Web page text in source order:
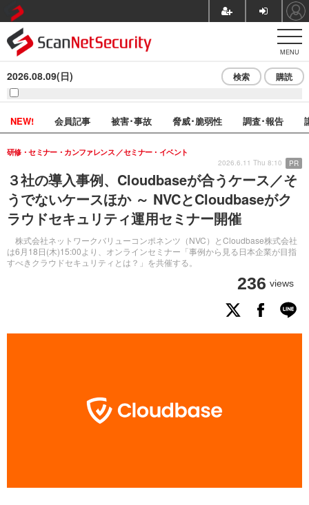
MENU
2026.08.09(日) 検索 購読
NEW! 会員記事 被害･事故 脅威･脆弱性 調査･報告
３社の導入事例、Cloudbaseが合うケース／そ
うでないケースほか ～ NVCとCloudbaseがク
ラウドセキュリティ運用セミナー開催
株式会社ネットワークバリューコンポネンツ（NVC）とCloudbase株式会社
は6月18日(木)15:00より、オンラインセミナー「事例から見る日本企業が目指
すべきクラウドセキュリティとは？」を共催する。
研修・セミナー・カンファレンス セミナー・イベント
236 views
2026.6.11 Thu 8:10 PR